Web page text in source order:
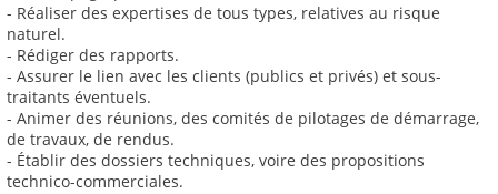
- Réaliser des expertises de tous types, relatives au risque
naturel.
- Rédiger des rapports.
- Assurer le lien avec les clients (publics et privés) et sous-
traitants éventuels.
- Animer des réunions, des comités de pilotages de démarrage,
de travaux, de rendus.
- Établir des dossiers techniques, voire des propositions
technico-commerciales.